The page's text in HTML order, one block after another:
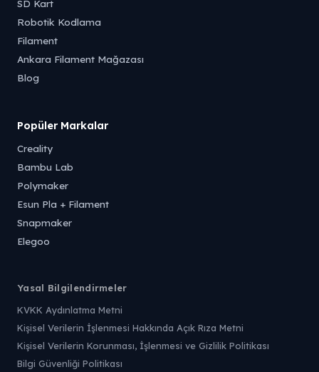
SD Kart
Robotik Kodlama
Filament
Ankara Filament Mağazası
Blog
Popüler Markalar
Creality
Bambu Lab
Polymaker
Esun Pla + Filament
Snapmaker
Elegoo
Yasal Bilgilendirmeler
KVKK Aydınlatma Metni
Kişisel Verilerin İşlenmesi Hakkında Açık Rıza Metni
Kişisel Verilerin Korunması, İşlenmesi ve Gizlilik Politikası
Bilgi Güvenliği Politikası